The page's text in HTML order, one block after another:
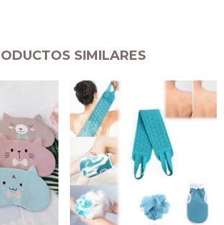
SIMILARES